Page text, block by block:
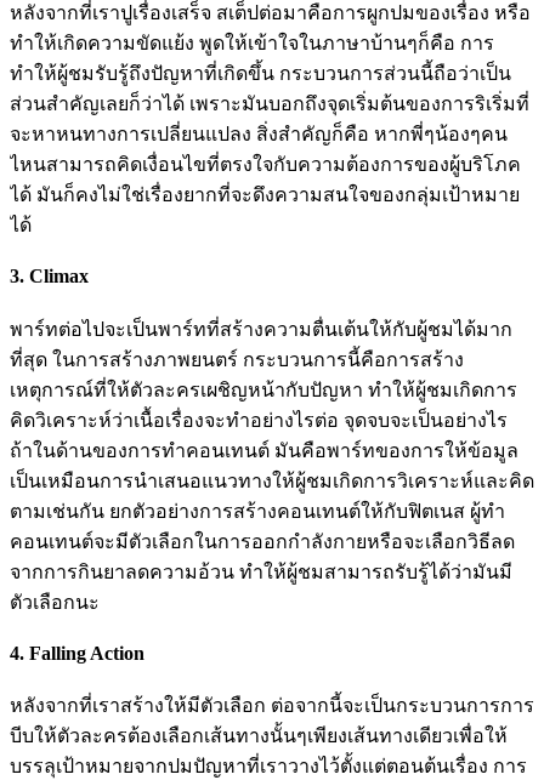
หลังจากที่เราปูเรื่องเสร็จ สเต็ปต่อมาคือการผูกปมของเรื่อง หรือ
ทำให้เกิดความขัดแย้ง พูดให้เข้าใจในภาษาบ้านๆก็คือ การ
ทำให้ผู้ชมรับรู้ถึงปัญหาที่เกิดขึ้น กระบวนการส่วนนี้ถือว่าเป็น
ส่วนสำคัญเลยก็ว่าได้ เพราะมันบอกถึงจุดเริ่มต้นของการริเริ่มที่
จะหาหนทางการเปลี่ยนแปลง สิ่งสำคัญก็คือ หากพี่ๆน้องๆคน
ไหนสามารถคิดเงื่อนไขที่ตรงใจกับความต้องการของผู้บริโภค
ได้ มันก็คงไม่ใช่เรื่องยากที่จะดึงความสนใจของกลุ่มเป้าหมาย
ได้
3. Climax
พาร์ทต่อไปจะเป็นพาร์ทที่สร้างความตื่นเต้นให้กับผู้ชมได้มาก
ที่สุด ในการสร้างภาพยนตร์ กระบวนการนี้คือการสร้าง
เหตุการณ์ที่ให้ตัวละครเผชิญหน้ากับปัญหา ทำให้ผู้ชมเกิดการ
คิดวิเคราะห์ว่าเนื้อเรื่องจะทำอย่างไรต่อ จุดจบจะเป็นอย่างไร
ถ้าในด้านของการทำคอนเทนต์ มันคือพาร์ทของการให้ข้อมูล
เป็นเหมือนการนำเสนอแนวทางให้ผู้ชมเกิดการวิเคราะห์และคิด
ตามเช่นกัน ยกตัวอย่างการสร้างคอนเทนต์ให้กับฟิตเนส ผู้ทำ
คอนเทนต์จะมีตัวเลือกในการออกกำลังกายหรือจะเลือกวิธีลด
จากการกินยาลดความอ้วน ทำให้ผู้ชมสามารถรับรู้ได้ว่ามันมี
ตัวเลือกนะ
4. Falling Action
หลังจากที่เราสร้างให้มีตัวเลือก ต่อจากนี้จะเป็นกระบวนการการ
บีบให้ตัวละครต้องเลือกเส้นทางนั้นๆเพียงเส้นทางเดียวเพื่อให้
บรรลุเป้าหมายจากปมปัญหาที่เราวางไว้ตั้งแต่ตอนต้นเรื่อง การ